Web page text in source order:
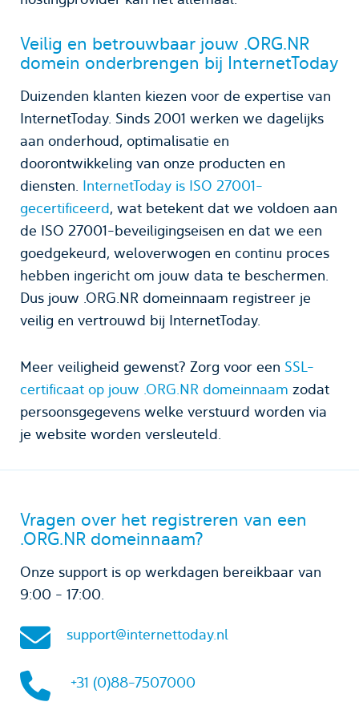
Veilig en betrouwbaar jouw .ORG.NR
domein onderbrengen bij InternetToday
Duizenden klanten kiezen voor de expertise van
InternetToday. Sinds 2001 werken we dagelijks
aan onderhoud, optimalisatie en
doorontwikkeling van onze producten en
diensten. InternetToday is ISO 27001-
gecertificeerd, wat betekent dat we voldoen aan
de ISO 27001-beveiligingseisen en dat we een
goedgekeurd, weloverwogen en continu proces
hebben ingericht om jouw data te beschermen.
Dus jouw .ORG.NR domeinnaam registreer je
veilig en vertrouwd bij InternetToday.
Meer veiligheid gewenst? Zorg voor een SSL-
certificaat op jouw .ORG.NR domeinnaam zodat
persoonsgegevens welke verstuurd worden via
je website worden versleuteld.
Vragen over het registreren van een
.ORG.NR domeinnaam?
Onze support is op werkdagen bereikbaar van
9:00 - 17:00.
support@internettoday.nl
+31 (0)88-7507000